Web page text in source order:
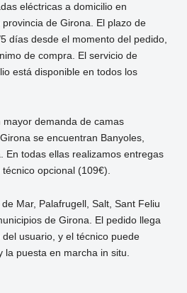
eléctricas a domicilio en
de Girona. El plazo de
días desde el momento del pedido,
de compra. El servicio de
está disponible en todos los
mayor demanda de camas
se encuentran Banyoles,
En todas ellas realizamos entregas
opcional (109€).
Mar, Palafrugell, Salt, Sant Feliu
de Girona. El pedido llega
usuario, y el técnico puede
puesta en marcha in situ.